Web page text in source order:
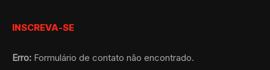
INSCREVA-SE
Erro: Formulário de contato não encontrado.